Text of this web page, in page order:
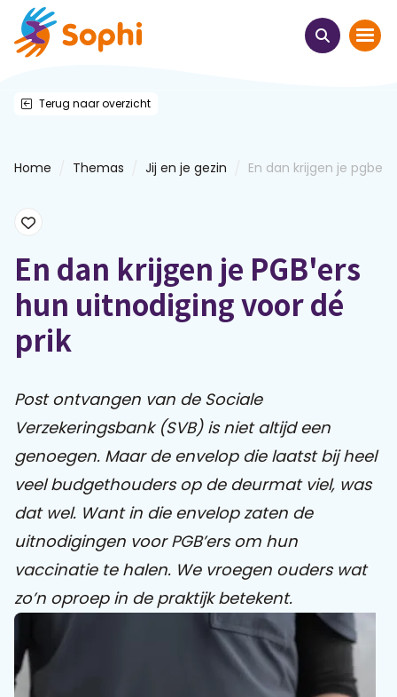
Thema's
Webinars
E-learnings
Themabijeenkomsten
Praat mee
Clientdossier Wiki
Mijn
Sophi
Over
Sophi
Contact
Terug naar overzicht
Home Themas Jij en je gezin En dan krijgen je pgbers
En dan krijgen je PGB'ers
hun uitnodiging voor dé
prik
Post ontvangen van de Sociale
Verzekeringsbank (SVB) is niet altijd een
genoegen. Maar de envelop die laatst bij heel
veel budgethouders op de deurmat viel, was
dat wel. Want in die envelop zaten de
uitnodigingen voor PGB’ers om hun
vaccinatie te halen. We vroegen ouders wat
zo’n oproep in de praktijk betekent.